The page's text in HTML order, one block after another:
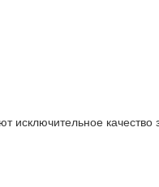
исключительное